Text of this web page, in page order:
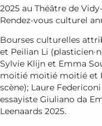
2025 au Théâtre de
Rendez-vous culturel
Bourses culturelles
et Peilian Li
Sylvie Klijn et Emma
moitié moitié moitié et
scène); Laure
essayiste Giuliano da
Leenaards 2025.